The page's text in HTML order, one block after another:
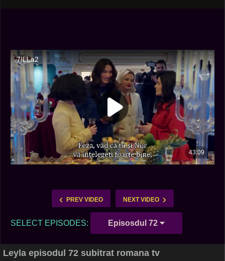
PREV VIDEO NEXT VIDEO
SELECT EPISODES: Episosdul 72
Leyla episodul 72 subitrat romana tv